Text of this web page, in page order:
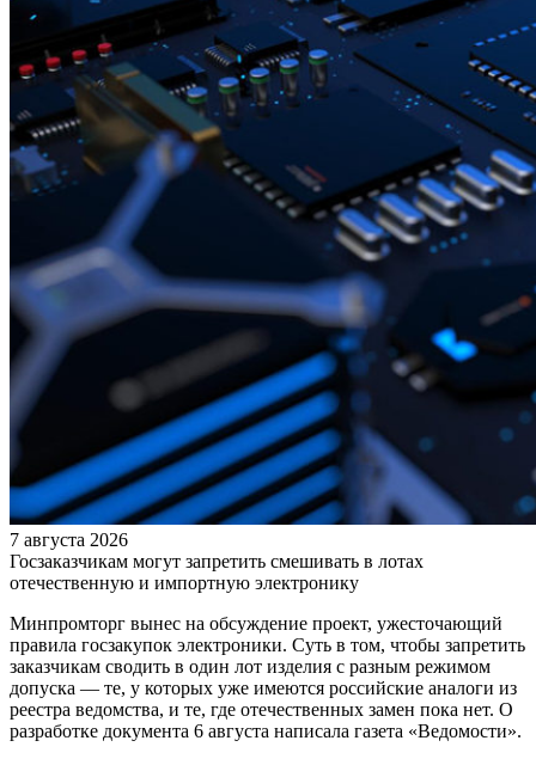
7 августа 2026
Госзаказчикам могут запретить смешивать в лотах
отечественную и импортную электронику
Минпромторг вынес на обсуждение проект, ужесточающий
правила госзакупок электроники. Суть в том, чтобы запретить
заказчикам сводить в один лот изделия с разным режимом
допуска — те, у которых уже имеются российские аналоги из
реестра ведомства, и те, где отечественных замен пока нет. О
разработке документа 6 августа написала газета «Ведомости».